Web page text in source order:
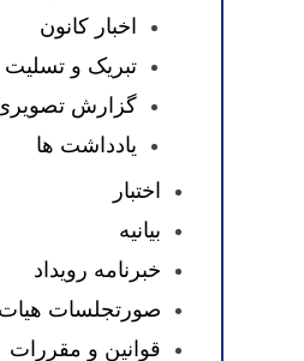
اخبار کانون
تبریک و تسلیت
گزارش
یادداشت ها
اختبار
بیانیه
خبرنامه رویداد
صورتجلسات
قوانین و مقررات